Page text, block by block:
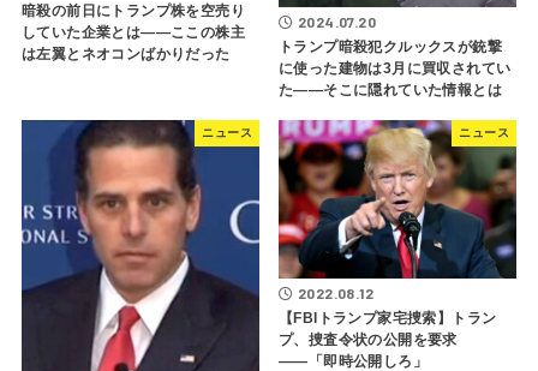
暗殺の前日にトランプ株を空売り
していた企業とは――ここの株主
は左翼とネオコンばかりだった
2024.07.20
トランプ暗殺犯クルックスが銃撃
に使った建物は3月に買収されてい
た――そこに隠れていた情報とは
ニュース ニュース
2022.08.12
【FBIトランプ家宅捜索】トラン
プ、捜査令状の公開を要求
――「即時公開しろ」